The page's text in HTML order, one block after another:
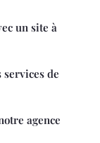
un site à
de
agence